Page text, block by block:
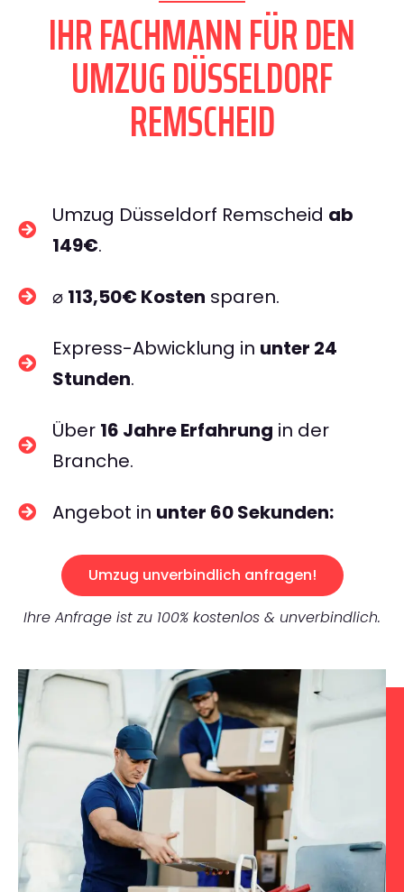
IHR FACHMANN FÜR DEN
UMZUG DÜSSELDORF
REMSCHEID
Umzug Düsseldorf Remscheid ab
149€.
⌀ 113,50€ Kosten sparen.
Express-Abwicklung in unter 24
Stunden.
Über 16 Jahre Erfahrung in der
Branche.
Angebot in unter 60 Sekunden:
Umzug unverbindlich anfragen!
Ihre Anfrage ist zu 100% kostenlos & unverbindlich.